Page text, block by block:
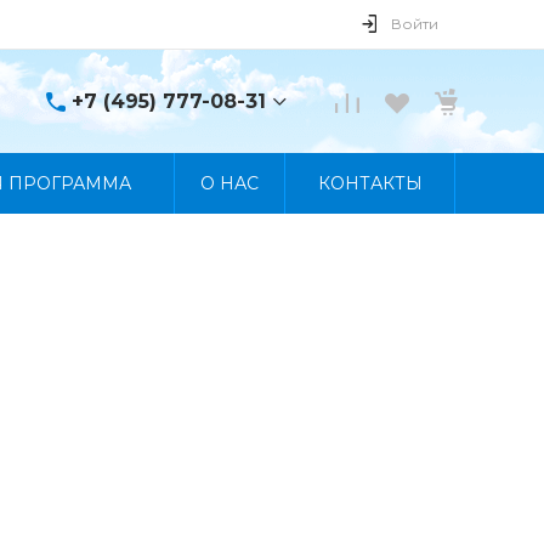
Войти
+7 (495) 777-08-31
+7 (495) 777-08-31
ПРОГРАММА О НАС КОНТАКТЫ